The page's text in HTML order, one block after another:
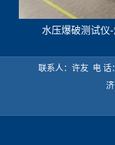
水压爆破测试仪
联系人：许友 电 话